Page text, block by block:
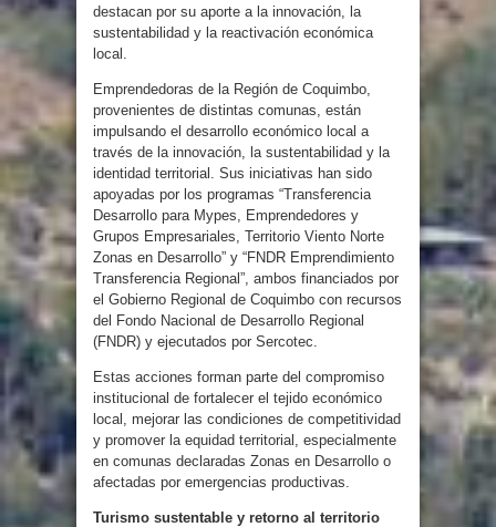
destacan por su aporte a la innovación, la
sustentabilidad y la reactivación económica
local.
Emprendedoras de la Región de Coquimbo,
provenientes de distintas comunas, están
impulsando el desarrollo económico local a
través de la innovación, la sustentabilidad y la
identidad territorial. Sus iniciativas han sido
apoyadas por los programas “Transferencia
Desarrollo para Mypes, Emprendedores y
Grupos Empresariales, Territorio Viento Norte
Zonas en Desarrollo” y “FNDR Emprendimiento
Transferencia Regional”, ambos financiados por
el Gobierno Regional de Coquimbo con recursos
del Fondo Nacional de Desarrollo Regional
(FNDR) y ejecutados por Sercotec.
Estas acciones forman parte del compromiso
institucional de fortalecer el tejido económico
local, mejorar las condiciones de competitividad
y promover la equidad territorial, especialmente
en comunas declaradas Zonas en Desarrollo o
afectadas por emergencias productivas.
Turismo sustentable y retorno al territorio